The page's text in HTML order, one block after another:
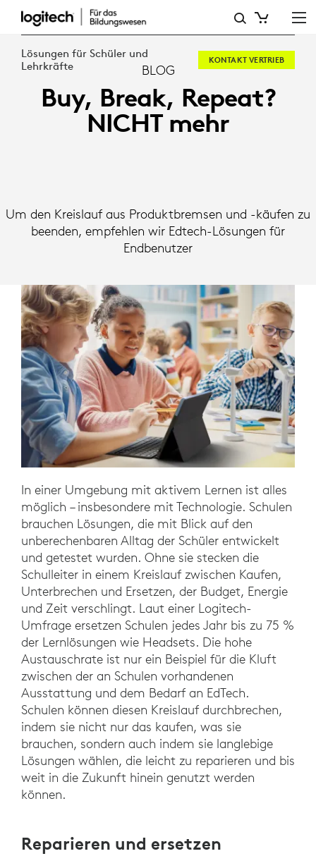
DU
KAUFST
ES,
Lösungen für Schüler und
Lehrkräfte
KONTAKT VERTRIEB
BLOG
Buy, Break, Repeat?
NICHT mehr
Um den Kreislauf aus Produktbremsen und -käufen zu
beenden, empfehlen wir Edtech-Lösungen für
Endbenutzer
In einer Umgebung mit aktivem Lernen ist alles
möglich – insbesondere mit Technologie. Schulen
brauchen Lösungen, die mit Blick auf den
unberechenbaren Alltag der Schüler entwickelt
und getestet wurden. Ohne sie stecken die
Schulleiter in einem Kreislauf zwischen Kaufen,
Unterbrechen und Ersetzen, der Budget, Energie
und Zeit verschlingt. Laut einer Logitech-
Umfrage ersetzen Schulen jedes Jahr bis zu 75 %
der Lernlösungen wie Headsets. Die hohe
Austauschrate ist nur ein Beispiel für die Kluft
zwischen der an Schulen vorhandenen
Ausstattung und dem Bedarf an EdTech.
Schulen können diesen Kreislauf durchbrechen,
indem sie nicht nur das kaufen, was sie
brauchen, sondern auch indem sie langlebige
Lösungen wählen, die leicht zu reparieren und bis
weit in die Zukunft hinein genutzt werden
können.
Reparieren und ersetzen